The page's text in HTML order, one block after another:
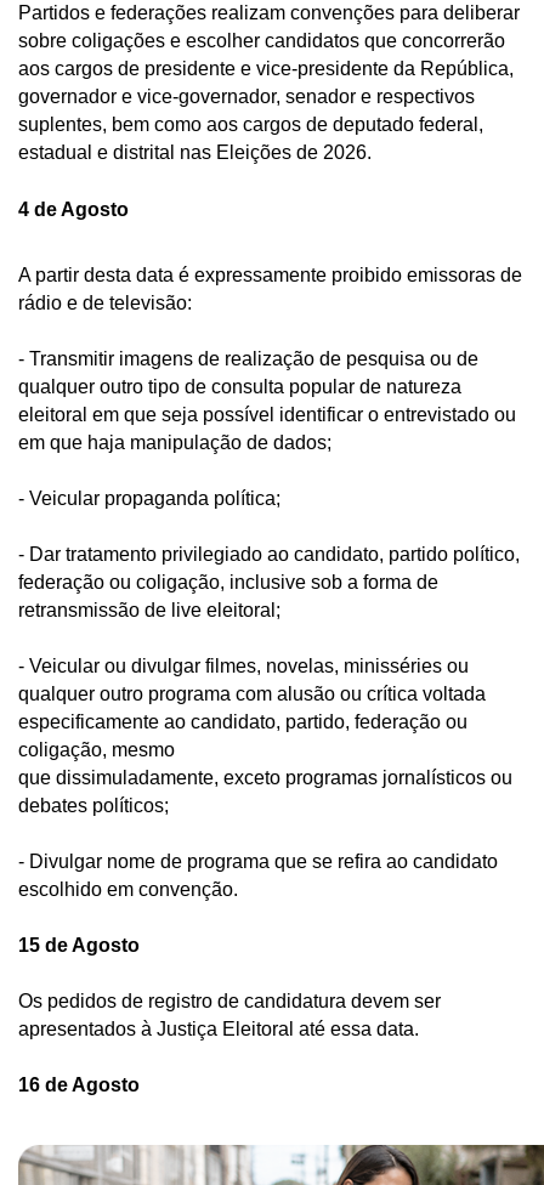
Partidos e federações realizam convenções para deliberar
sobre coligações e escolher candidatos que concorrerão
aos cargos de presidente e vice-presidente da República,
governador e vice-governador, senador e respectivos
suplentes, bem como aos cargos de deputado federal,
estadual e distrital nas Eleições de 2026.
4 de Agosto
A partir desta data é expressamente proibido emissoras de
rádio e de televisão:
- Transmitir imagens de realização de pesquisa ou de
qualquer outro tipo de consulta popular de natureza
eleitoral em que seja possível identificar o entrevistado ou
em que haja manipulação de dados;
- Veicular propaganda política;
- Dar tratamento privilegiado ao candidato, partido político,
federação ou coligação, inclusive sob a forma de
retransmissão de live eleitoral;
- Veicular ou divulgar filmes, novelas, minisséries ou
qualquer outro programa com alusão ou crítica voltada
especificamente ao candidato, partido, federação ou
coligação, mesmo
que dissimuladamente, exceto programas jornalísticos ou
debates políticos;
- Divulgar nome de programa que se refira ao candidato
escolhido em convenção.
15 de Agosto
Os pedidos de registro de candidatura devem ser
apresentados à Justiça Eleitoral até essa data.
16 de Agosto